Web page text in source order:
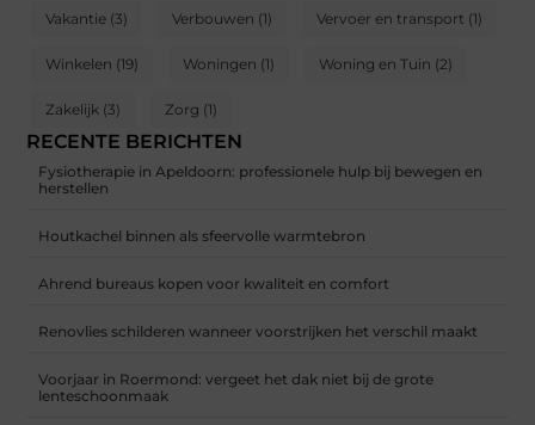
Vakantie (3) Verbouwen (1) Vervoer en transport (1)
Winkelen (19) Woningen (1) Woning en Tuin (2)
Zakelijk (3) Zorg (1)
RECENTE BERICHTEN
Fysiotherapie in Apeldoorn: professionele hulp bij bewegen en
herstellen
Houtkachel binnen als sfeervolle warmtebron
Ahrend bureaus kopen voor kwaliteit en comfort
Renovlies schilderen wanneer voorstrijken het verschil maakt
Voorjaar in Roermond: vergeet het dak niet bij de grote
lenteschoonmaak